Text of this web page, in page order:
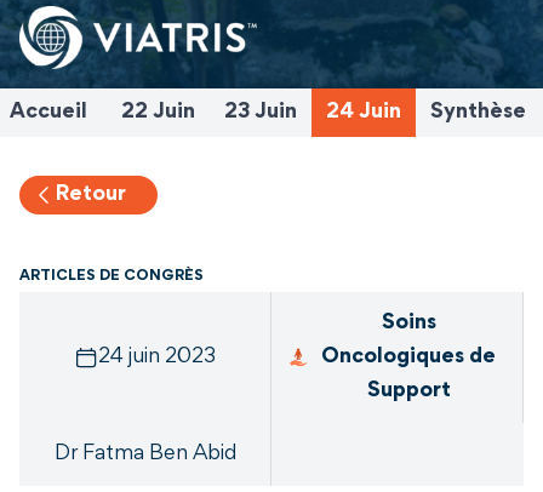
Accueil 22 Juin 23 Juin 24 Juin Synthèse
Retour
ARTICLES DE CONGRÈS
24 juin 2023
Soins
Oncologiques de
Support
Dr Fatma Ben Abid